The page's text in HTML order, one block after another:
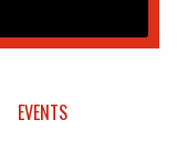
EVENTS